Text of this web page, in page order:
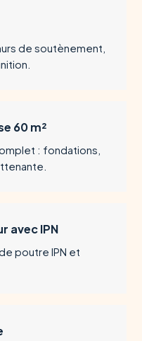
de soutènement,
60 m²
: fondations,
avec IPN
poutre IPN et